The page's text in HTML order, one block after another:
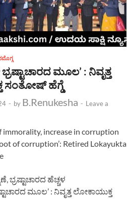
ಮೂಲ’ : ನಿವೃತ್ತ
ಸಂತೋಷ್ ಹೆಗ್ಡೆ
- by B.Renukesha - Leave a
immorality, increase in corruption
of corruption’: Retired Lokayukta
ಭ್ರಷ್ಟಾಚಾರದ ಹೆಚ್ಚಳ
ಮೂಲ’ : ನಿವೃತ್ತ ಲೋಕಾಯುಕ್ತ